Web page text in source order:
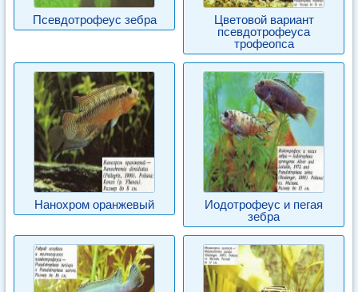
Псевдотрофеус зебра
Цветовой вариант
псевдотрофеуса
трофеопса
Нанохром оранжевый
Иодотрофеус и пегая
зебра